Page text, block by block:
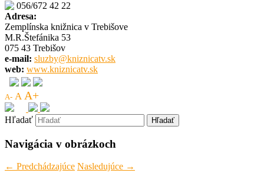
056/672 42 22
Adresa:
Zemplínska knižnica v Trebišove
M.R.Štefánika 53
075 43 Trebišov
e-mail: sluzby@kniznicatv.sk
web: www.kniznicatv.sk
A- A A+
Hľadať
Navigácia v obrázkoch
← Predchádzajúce Nasledujúce →